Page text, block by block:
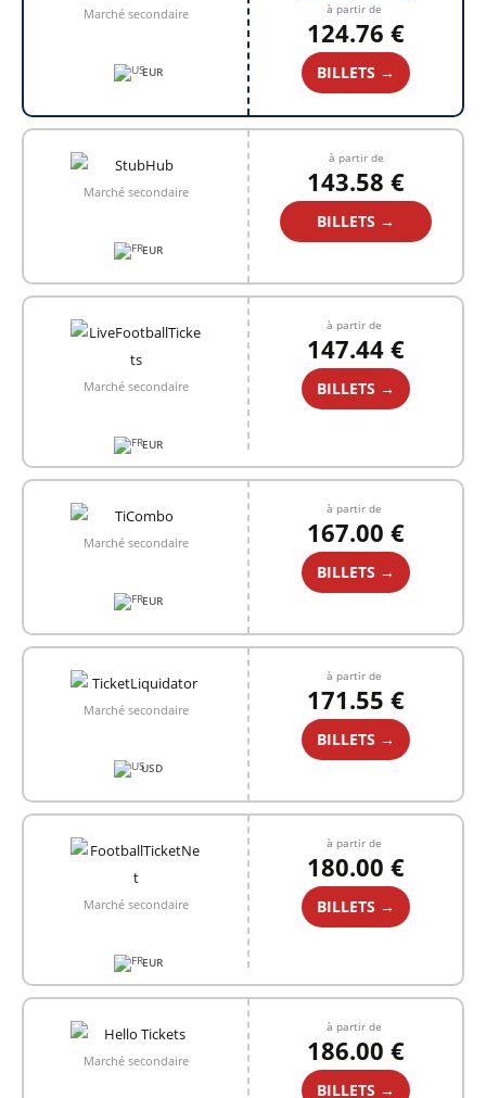
Marché secondaire
EUR
à partir de
124.76 €
BILLETS →
Marché secondaire
EUR
à partir de
143.58 €
BILLETS →
Marché secondaire
EUR
à partir de
147.44 €
BILLETS →
Marché secondaire
EUR
à partir de
167.00 €
BILLETS →
Marché secondaire
USD
à partir de
171.55 €
BILLETS →
Marché secondaire
EUR
à partir de
180.00 €
BILLETS →
Marché secondaire
à partir de
186.00 €
BILLETS →